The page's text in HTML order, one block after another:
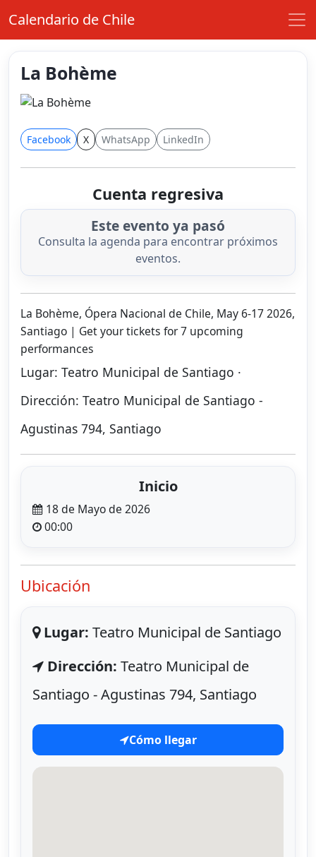
Calendario de Chile
La Bohème
Facebook X WhatsApp LinkedIn
Cuenta regresiva
Este evento ya pasó
Consulta la agenda para encontrar próximos
eventos.
La Bohème, Ópera Nacional de Chile, May 6-17 2026,
Santiago | Get your tickets for 7 upcoming
performances
Lugar: Teatro Municipal de Santiago ·
Dirección: Teatro Municipal de Santiago -
Agustinas 794, Santiago
Inicio
18 de Mayo de 2026
00:00
Ubicación
Lugar: Teatro Municipal de Santiago
Dirección: Teatro Municipal de
Santiago - Agustinas 794, Santiago
Cómo llegar